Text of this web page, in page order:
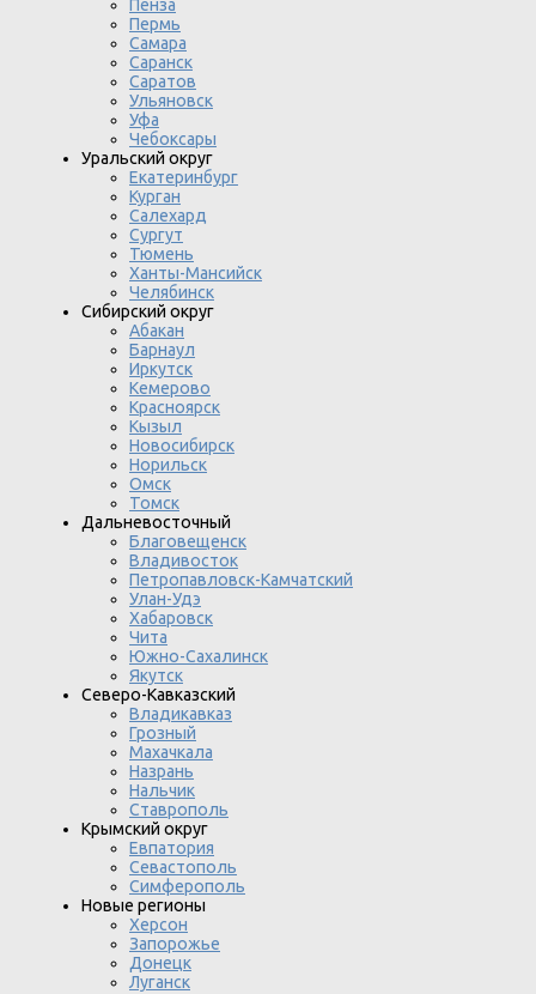
Пенза
Пермь
Самара
Саранск
Саратов
Ульяновск
Уфа
Чебоксары
Уральский округ
Екатеринбург
Курган
Салехард
Сургут
Тюмень
Ханты-Мансийск
Челябинск
Сибирский округ
Абакан
Барнаул
Иркутск
Кемерово
Красноярск
Кызыл
Новосибирск
Норильск
Омск
Томск
Дальневосточный
Благовещенск
Владивосток
Петропавловск-Камчатский
Улан-Удэ
Хабаровск
Чита
Южно-Сахалинск
Якутск
Северо-Кавказский
Владикавказ
Грозный
Махачкала
Назрань
Нальчик
Ставрополь
Крымский округ
Евпатория
Севастополь
Симферополь
Новые регионы
Херсон
Запорожье
Донецк
Луганск